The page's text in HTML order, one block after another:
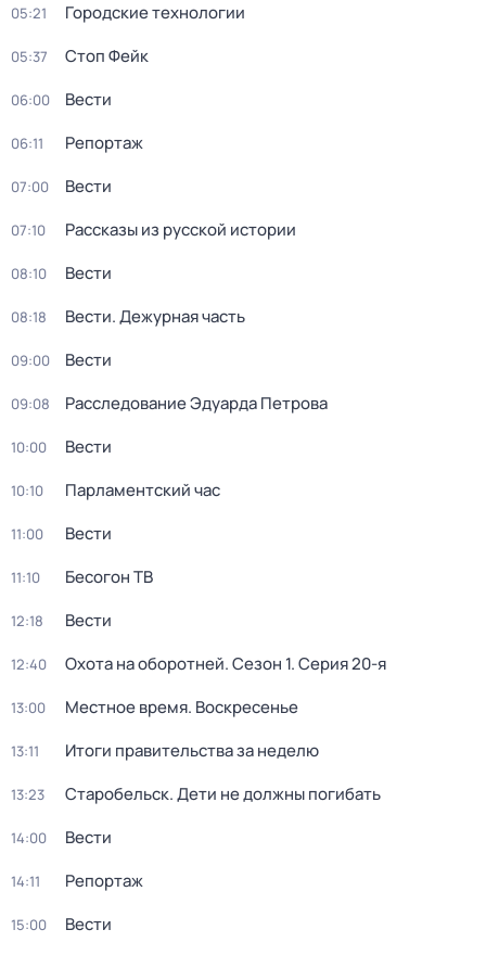
05:21 Городские технологии
05:37 Стоп Фейк
06:00 Вести
06:11 Репортаж
07:00 Вести
07:10 Рассказы из русской истории
08:10 Вести
08:18 Вести. Дежурная часть
09:00 Вести
09:08 Расследование Эдуарда Петрова
10:00 Вести
10:10 Парламентский час
11:00 Вести
11:10 Бесогон ТВ
12:18 Вести
12:40 Охота на оборотней. Сезон 1. Серия 20-я
13:00 Местное время. Воскресенье
13:11 Итоги правительства за неделю
13:23 Старобельск. Дети не должны погибать
14:00 Вести
14:11 Репортаж
15:00 Вести